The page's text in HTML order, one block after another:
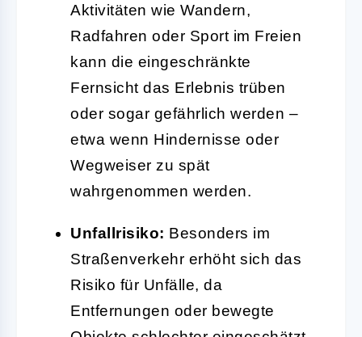
Aktivitäten wie Wandern,
Radfahren oder Sport im Freien
kann die eingeschränkte
Fernsicht das Erlebnis trüben
oder sogar gefährlich werden –
etwa wenn Hindernisse oder
Wegweiser zu spät
wahrgenommen werden.
Unfallrisiko: Besonders im
Straßenverkehr erhöht sich das
Risiko für Unfälle, da
Entfernungen oder bewegte